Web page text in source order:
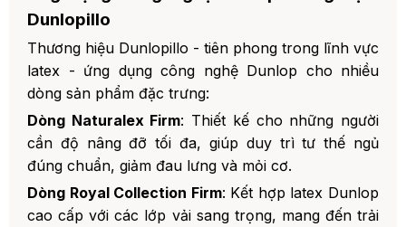
Dunlopillo
Thương hiệu Dunlopillo - tiên phong trong lĩnh vực
latex - ứng dụng công nghệ Dunlop cho nhiều
dòng sản phẩm đặc trưng:
Dòng Naturalex Firm: Thiết kế cho những người
cần độ nâng đỡ tối đa, giúp duy trì tư thế ngủ
đúng chuẩn, giảm đau lưng và mỏi cơ.
Dòng Royal Collection Firm: Kết hợp latex Dunlop
cao cấp với các lớp vải sang trọng, mang đến trải